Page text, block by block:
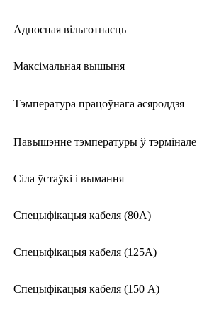
Адносная вільготнасць
Максімальная вышыня
Тэмпература працоўнага асяроддзя
Павышэнне тэмпературы ў тэрмінале
Сіла ўстаўкі і вымання
Спецыфікацыя кабеля (80A)
Спецыфікацыя кабеля (125A)
Спецыфікацыя кабеля (150 А)